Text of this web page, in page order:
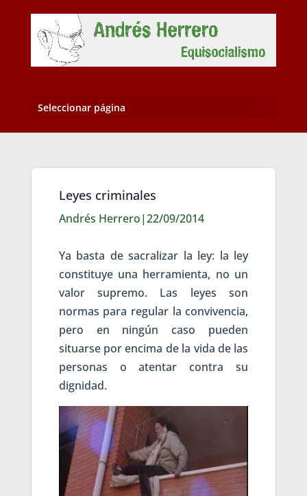
Seleccionar página
Leyes criminales
Andrés Herrero|22/09/2014
Ya basta de sacralizar la ley: la ley
constituye una herramienta, no un
valor supremo. Las leyes son
normas para regular la convivencia,
pero en ningún caso pueden
situarse por encima de la vida de las
personas o atentar contra su
dignidad.